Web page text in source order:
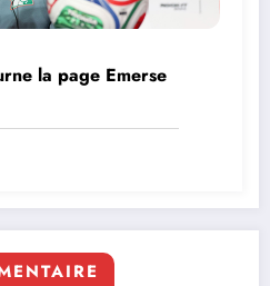
la page Emerse